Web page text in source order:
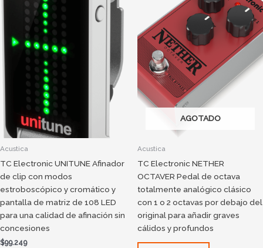
Acustica
TC Electronic UNITUNE Afinador
de clip con modos
estroboscópico y cromático y
pantalla de matriz de 108 LED
para una calidad de afinación sin
concesiones
$99.249
AGOTADO
Acustica
TC Electronic NETHER
OCTAVER Pedal de octava
totalmente analógico clásico
con 1 o 2 octavas por debajo del
original para añadir graves
cálidos y profundos